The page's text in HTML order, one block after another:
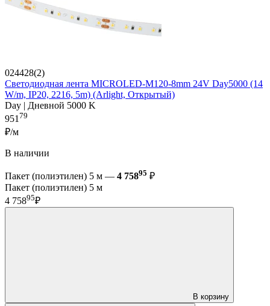
024428(2)
Светодиодная лента MICROLED-M120-8mm 24V Day5000 (14
W/m, IP20, 2216, 5m) (Arlight, Открытый)
Day | Дневной 5000 K
95179
₽/м
В наличии
Пакет (полиэтилен) 5 м — 4 75895 ₽
Пакет (полиэтилен) 5 м
4 75895₽
В корзину